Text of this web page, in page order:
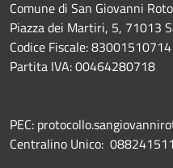
Comune di San Giovanni
Piazza dei Martiri, 5, 71013
Codice Fiscale: 83001510714
Partita IVA: 00464280718
PEC:
Centralino Unico: